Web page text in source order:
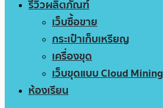
รีวิวผลิตภัณฑ์
เว็บซื้อขาย
กระเป๋าเก็บเหรียญ
เครื่องขุด
เว็บขุดแบบ Cloud Mining
ห้องเรียน